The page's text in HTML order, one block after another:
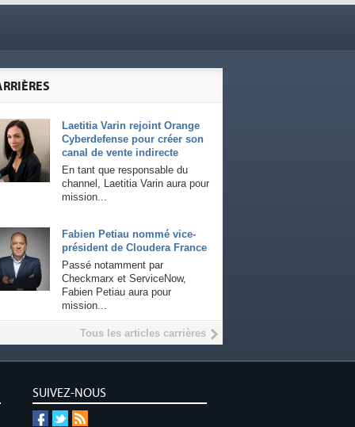
Laetitia Varin rejoint Orange
Cyberdefense pour créer son
canal de vente indirecte
En tant que responsable du
channel, Laetitia Varin aura pour
mission...
Fabien Petiau nommé vice-
président de Cloudera France
Passé notamment par
Checkmarx et ServiceNow,
Fabien Petiau aura pour
mission...
Tous les articles carrières
SUIVEZ-NOUS